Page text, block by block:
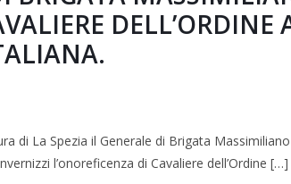
DELL’ORDINE
di La Spezia il Generale di Brigata
l’onoreficenza di Cavaliere dell’Ordine […]